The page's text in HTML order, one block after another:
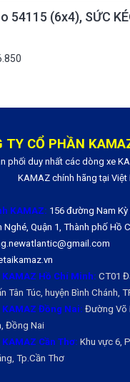
54115 (6x4), SỨC
TY CỔ PHẦN
phối duy nhất các dòng xe
KAMAZ chính hãng tại Việt
KAMAZ: 156 đường Nam Kỳ
Quận 1, Thành phố Hồ
Hồ Chí Minh: CT01
Tân Túc, huyện Bình Chánh,
Đồng Nai: Đường Võ
Đồng Nai
Cần Thơ: Khu vực 6,
Tp.Cần Thơ